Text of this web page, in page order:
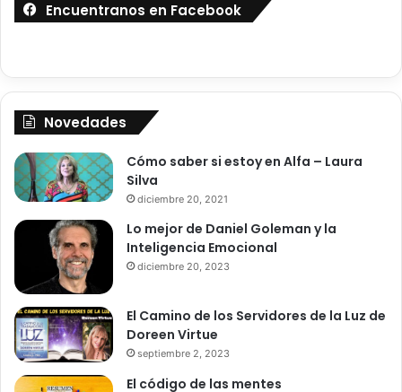
Encuentranos en Facebook
Novedades
Cómo saber si estoy en Alfa – Laura
Silva
diciembre 20, 2021
Lo mejor de Daniel Goleman y la
Inteligencia Emocional
diciembre 20, 2023
El Camino de los Servidores de la Luz de
Doreen Virtue
septiembre 2, 2023
El código de las mentes